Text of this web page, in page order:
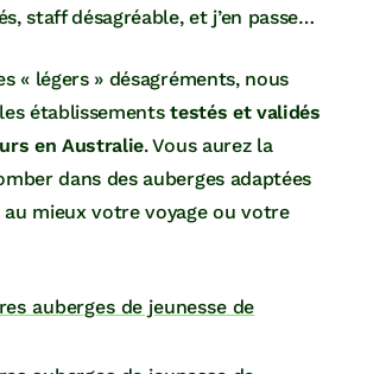
staff désagréable, et j’en passe…
« légers » désagréments, nous
établissementstestés et validés
en Australie. Vous aurez la
dans des auberges adaptées
mieux votre voyage ou votre
auberges de jeunesse de